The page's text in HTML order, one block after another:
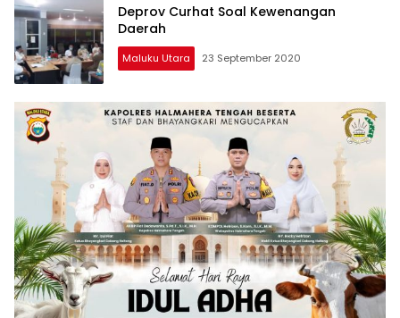
Deprov Curhat Soal Kewenangan
Daerah
Maluku Utara 23 September 2020